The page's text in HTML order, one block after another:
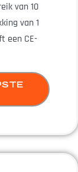
van 10
van 1
een CE-